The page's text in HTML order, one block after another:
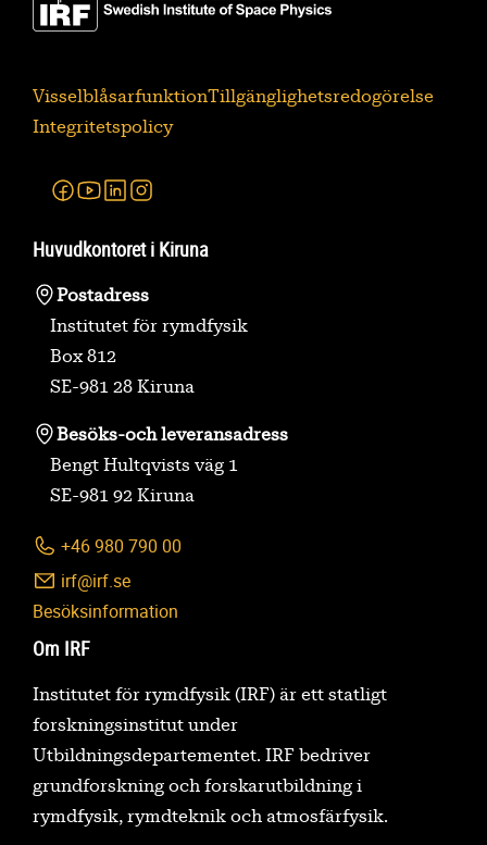
VisselblåsarfunktionTillgänglighetsredogörelse
Integritetspolicy
Facebook
Youtube
Linkedin
Huvudkontoret i Kiruna
Postadress
Institutet för rymdfysik
Box 812
SE-981 28 Kiruna
Besöks-och leveransadress
Bengt Hultqvists väg 1
SE-981 92 Kiruna
+46 980 790 00
irf@irf.se
Besöksinformation
Om IRF
Institutet för rymdfysik (IRF) är ett statligt
forskningsinstitut under
Utbildningsdepartementet. IRF bedriver
grundforskning och forskarutbildning i
rymdfysik, rymdteknik och atmosfärfysik.